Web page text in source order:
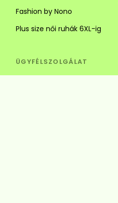
Fashion by Nono
Plus size női ruhák 6XL-ig
ÜGYFÉLSZOLGÁLAT